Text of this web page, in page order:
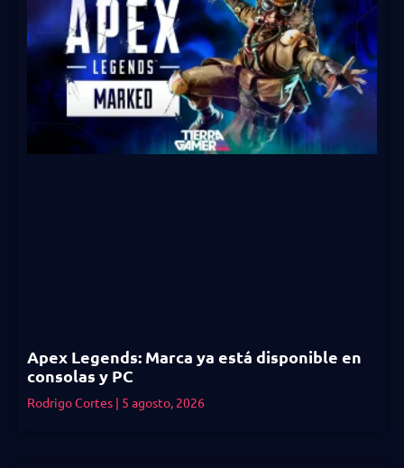
Apex Legends: Marca ya está disponible en
consolas y PC
Rodrigo Cortes 5 agosto, 2026